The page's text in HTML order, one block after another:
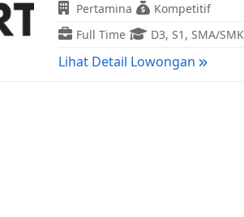
Pertamina
Kompetitif
Full Time
D3,S1 ,SMA/SMK
Lihat Detail Lowongan